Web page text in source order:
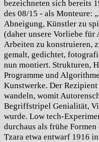
bezeichneten sich bereits
des 08/15 - als Monteure:
Abneigung, Künstler zu
(daher unsere Vorliebe für
Arbeiten zu konstruieren,
gemalt, gedichtet,
nun montiert. Strukturen,
Programme und
Kunstwerke. Der
wandeln, womit
Begriffstripel Genialität,
wurde. Low tech-
durchaus als frühe
Tzara etwa entwarf 1916